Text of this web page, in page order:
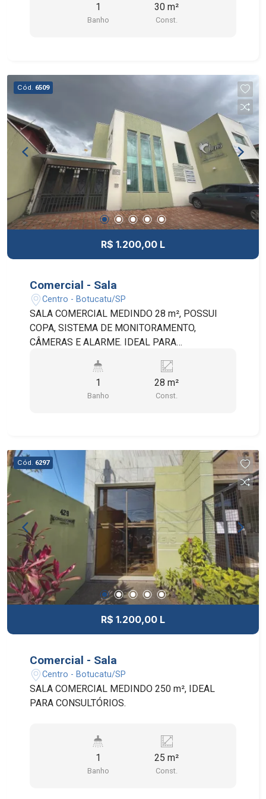
1
Banho
30 m²
Const.
Cód. 6509
R$ 1.200,00 L
Comercial - Sala
Centro - Botucatu/SP
SALA COMERCIAL MEDINDO 28 m², POSSUI
COPA, SISTEMA DE MONITORAMENTO,
CÂMERAS E ALARME. IDEAL PARA
ADVOGADOS E ESCRITÓRIO.
1
Banho
28 m²
Const.
Cód. 6297
R$ 1.200,00 L
Comercial - Sala
Centro - Botucatu/SP
SALA COMERCIAL MEDINDO 250 m², IDEAL
PARA CONSULTÓRIOS.
1
Banho
25 m²
Const.